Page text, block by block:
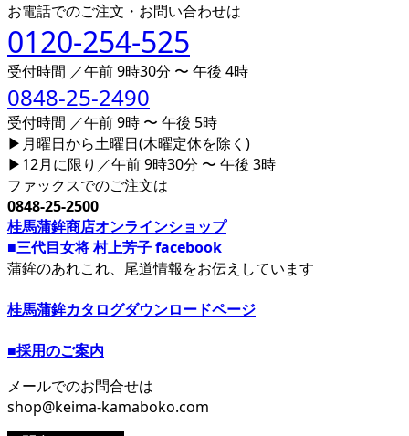
お電話でのご注文・お問い合わせは
0120-254-525
受付時間 ／午前 9時30分 〜 午後 4時
0848-25-2490
受付時間 ／午前 9時 〜 午後 5時
▶月曜日から土曜日(木曜定休を除く)
▶12月に限り／午前 9時30分 〜 午後 3時
ファックスでのご注文は
0848-25-2500
桂馬蒲鉾商店オンラインショップ
■三代目女将 村上芳子 facebook
蒲鉾のあれこれ、尾道情報をお伝えしています
桂馬蒲鉾カタログダウンロードページ
■採用のご案内
メールでのお問合せは
shop@keima-kamaboko.com